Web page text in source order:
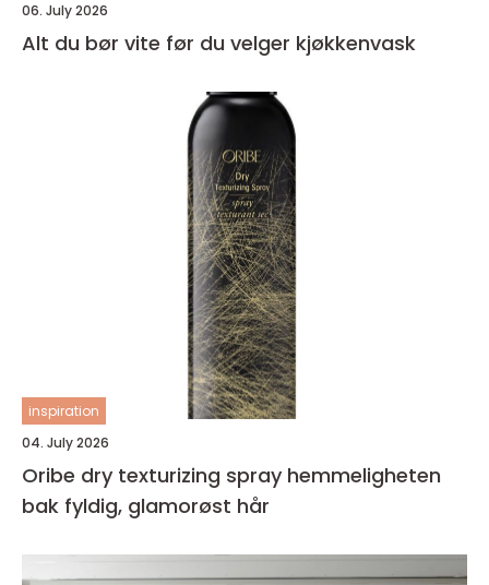
06. July 2026
Alt du bør vite før du velger kjøkkenvask
inspiration
04. July 2026
Oribe dry texturizing spray hemmeligheten
bak fyldig, glamorøst hår